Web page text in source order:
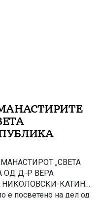
„СВЕТА
ОД Д-Р ВЕРА
НИКОЛОВСКИ-КАТИН
е посветено на дел од